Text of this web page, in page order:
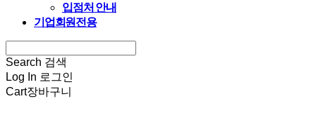
입점처 안내
기업회원전용
Search 검색
Log In 로그인
Cart장바구니